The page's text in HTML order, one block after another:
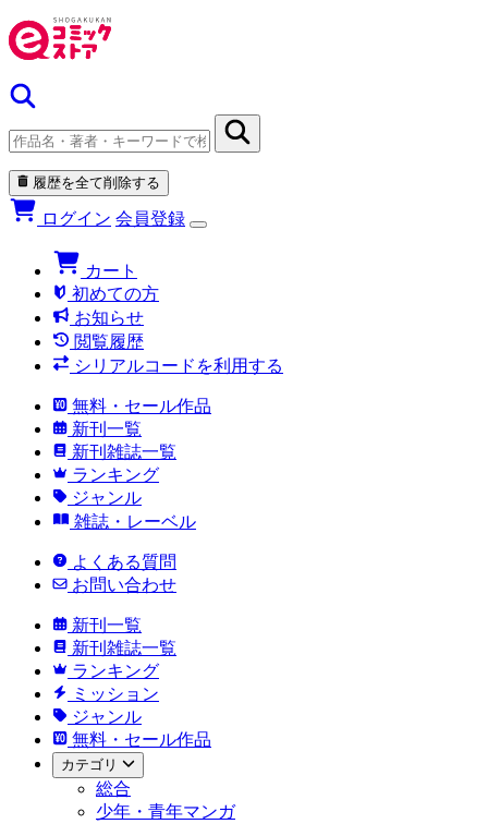
履歴を全て削除する
ログイン 会員登録
カート
初めての方
お知らせ
閲覧履歴
シリアルコードを利用する
無料・セール作品
新刊一覧
新刊雑誌一覧
ランキング
ジャンル
雑誌・レーベル
よくある質問
お問い合わせ
新刊一覧
新刊雑誌一覧
ランキング
ミッション
ジャンル
無料・セール作品
カテゴリ
総合
少年・青年マンガ